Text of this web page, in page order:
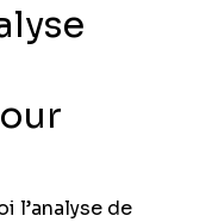
l’analyse de